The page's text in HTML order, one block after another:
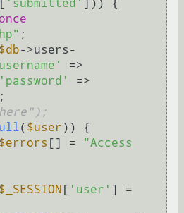
[ 'submitted' ])) {
;
$db->users-
'password'
( $user)) {
$errors [] =
"Access
$_SESSION [ 'user'